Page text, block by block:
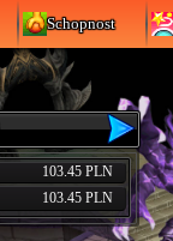
Schopnost
103.45 PLN
103.45 PLN